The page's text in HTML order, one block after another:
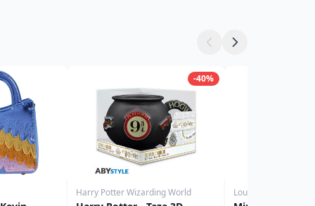
-40%
Harry Potter Wizarding World Loungefly